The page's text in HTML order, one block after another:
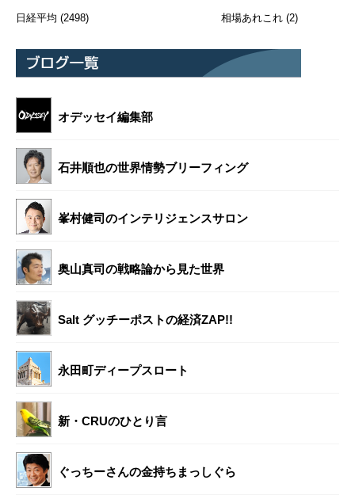
日経平均 (2498)
相場あれこれ (2)
オデッセイ編集部
石井順也の世界情勢ブリーフィング
峯村健司のインテリジェンスサロン
奥山真司の戦略論から見た世界
Salt グッチーポストの経済ZAP!!
永田町ディープスロート
新・CRUのひとり言
ぐっちーさんの金持ちまっしぐら